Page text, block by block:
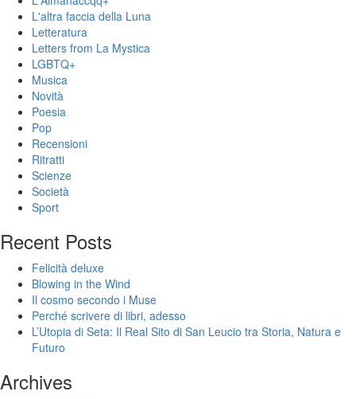
L'altra faccia della Luna
Letteratura
Letters from La Mystica
LGBTQ+
Musica
Novità
Poesia
Pop
Recensioni
Ritratti
Scienze
Società
Sport
Recent Posts
Felicità deluxe
Blowing in the Wind
Il cosmo secondo i Muse
Perché scrivere di libri, adesso
L’Utopia di Seta: Il Real Sito di San Leucio tra Storia, Natura e
Futuro
Archives